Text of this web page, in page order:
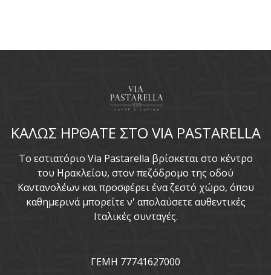
ΚΑΛΩΣ ΗΡΘΑΤΕ ΣΤΟ VIA PASTARELLA
To εστιατόριο Via Pastarella βρίσκεται στο κέντρο
του Ηρακλείου, στον πεζόδρομο της οδού
Καντανολέων και προσφέρει ένα ζεστό χώρο, όπου
καθημερινά μπορείτε ν' απολαύσετε αυθεντικές
Ιταλικές συνταγές.
ΓΕΜΗ 77741627000